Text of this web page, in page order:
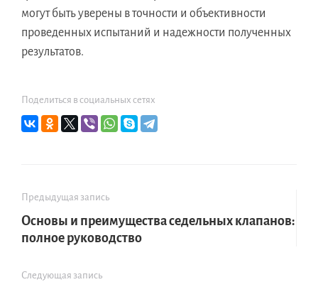
могут быть уверены в точности и объективности
проведенных испытаний и надежности полученных
результатов.
Поделиться в социальных сетях
Предыдущая запись
Основы и преимущества седельных клапанов:
полное руководство
Следующая запись